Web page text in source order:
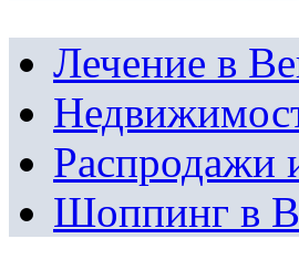
Лечение в
Распродажи
Шоппинг в